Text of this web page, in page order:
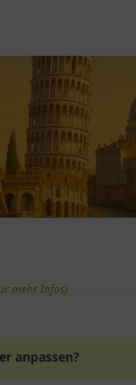
mehr Infos)
anpassen?